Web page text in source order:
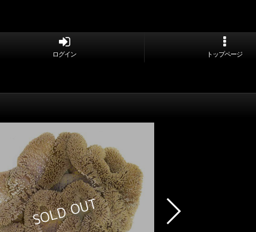
ログイン トップページ